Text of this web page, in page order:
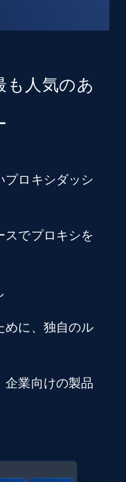
も人気のあ
プロキシダッシ
スでプロキシを
めに、独自のル
企業向けの製品